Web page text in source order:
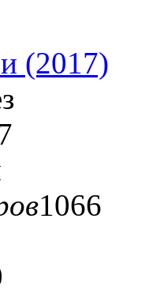
(2017)
1066